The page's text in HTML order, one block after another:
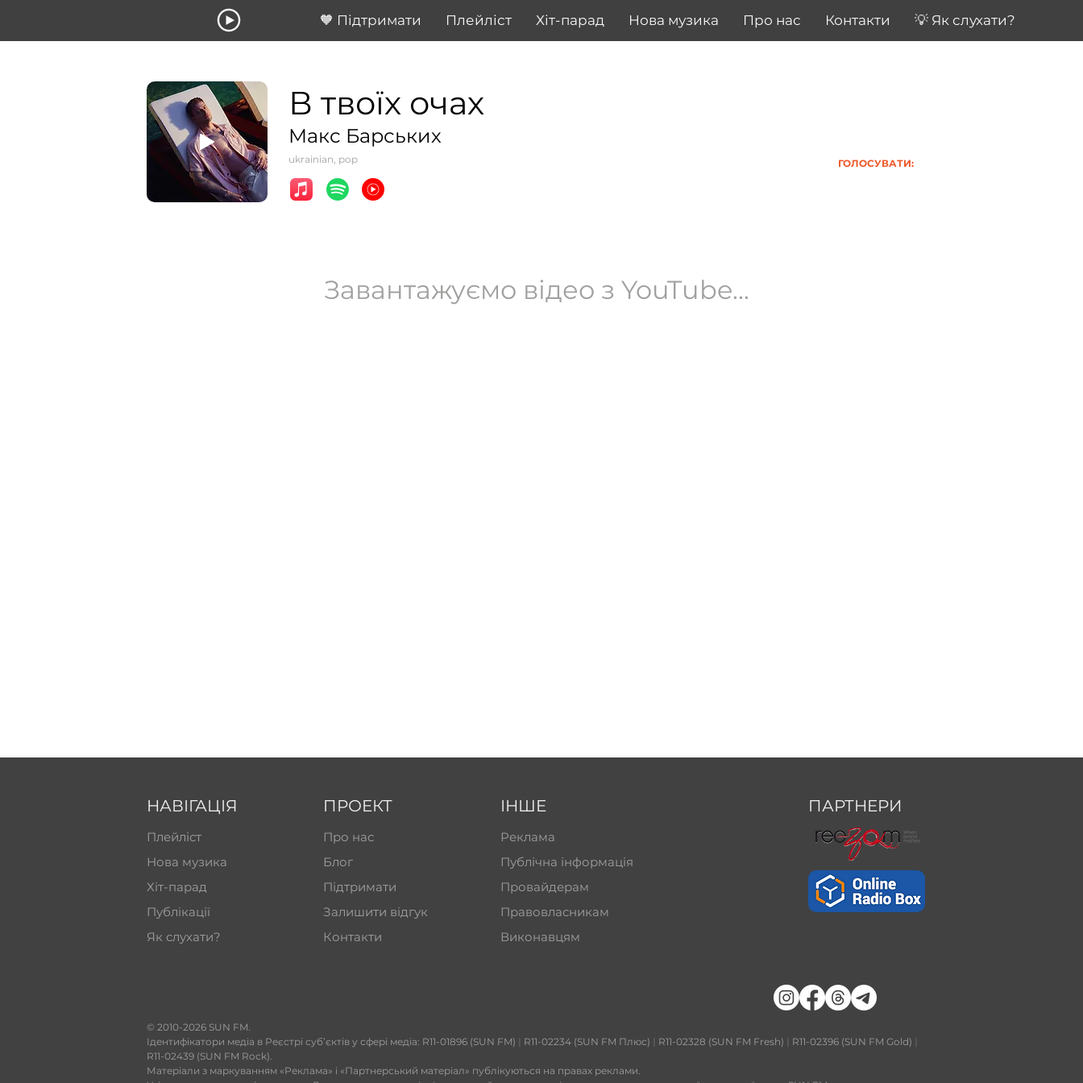
🧡 Підтримати Плейліст Хіт-парад Нова музика Про нас Контакти 💡 Як слухати?
В твоїх очах
Макс Барських
ukrainian, pop
Завантажуємо відео з YouTube...
ГОЛОСУВАТИ:
НАВІГАЦІЯ
Плейліст
Нова музика
Хіт-парад
Публікації
Як слухати?
ПРОЕКТ
Про нас
Блог
Підтримати
Залишити відгук
Контакти
ІНШЕ
Реклама
Публічна інформація
Провайдерам
Правовласникам
Виконавцям
ПАРТНЕРИ
​© 2010-2026 SUN FM.
Ідентифікатори медіа в Реєстрі суб’єктів у сфері медіа: R11-01896 (SUN FM) | R11-02234 (SUN FM Плюс) | R11-02328 (SUN FM Fresh) | R11-02396 (SUN FM Gold) |
R11-02439 (SUN FM Rock).
Матеріали з маркуванням «Реклама» і «Партнерський матеріал» публікуються на правах реклами.